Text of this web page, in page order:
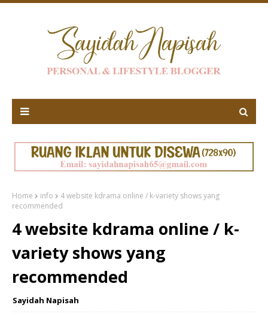
Home info
4 website kdrama online / k-variety shows yang
recommended
4 website kdrama online / k-
variety shows yang
recommended
Sayidah Napisah